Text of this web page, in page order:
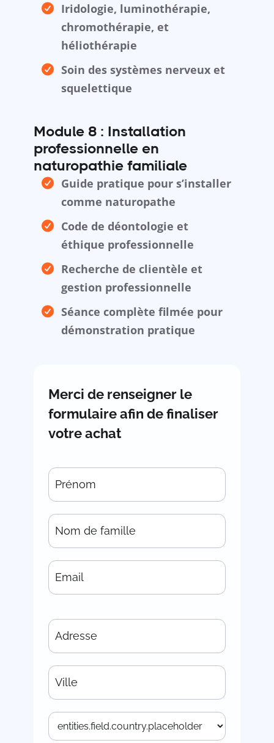
Iridologie, luminothérapie,
chromothérapie, et
héliothérapie
Soin des systèmes nerveux et
squelettique
Module 8 : Installation
professionnelle en
naturopathie familiale
Guide pratique pour s’installer
comme naturopathe
Code de déontologie et
éthique professionnelle
Recherche de clientèle et
gestion professionnelle
Séance complète filmée pour
démonstration pratique
Merci de renseigner le
formulaire afin de finaliser
votre achat